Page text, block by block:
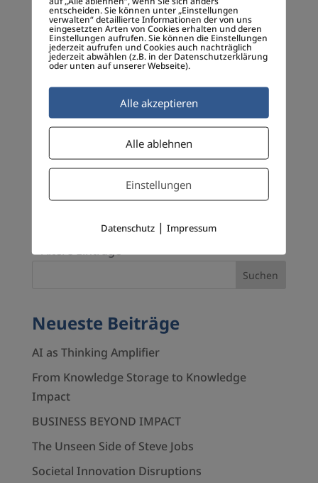
Key Note,KI,Munich Media Speakers,Smarte
Geschäftsmodelle,Social Entrepreneurship,
Strascheg Center,Vorlesung,Zukunft
Hebel für Startups und junge Unternehmen *
Verantwortung schafft Vertrauen,
Geschwindigkeit und Ownership *
Unternehmenskultur plus Geschwindigkeit
leben * Team, Innovation & Timing schaffen
langfristige Synergien Startups entwickeln
nicht einfach Produkte oder...
« Ältere Einträge
Neueste Beiträge
AI as Thinking Amplifier
From Knowledge Storage to Knowledge
Impact
BUSINESS BEYOND IMPACT
The Unseen Side of Steve Jobs
Societal Innovation Disruptions
entscheiden. Sie können unter „Einstellungen
verwalten“ detaillierte Informationen der von uns
eingesetzten Arten von Cookies erhalten und deren
Einstellungen aufrufen. Sie können die Einstellungen
jederzeit aufrufen und Cookies auch nachträglich
jederzeit abwählen (z.B. in der Datenschutzerklärung
oder unten auf unserer Webseite).
Alle akzeptieren
Alle ablehnen
Einstellungen
Datenschutz |Impressum